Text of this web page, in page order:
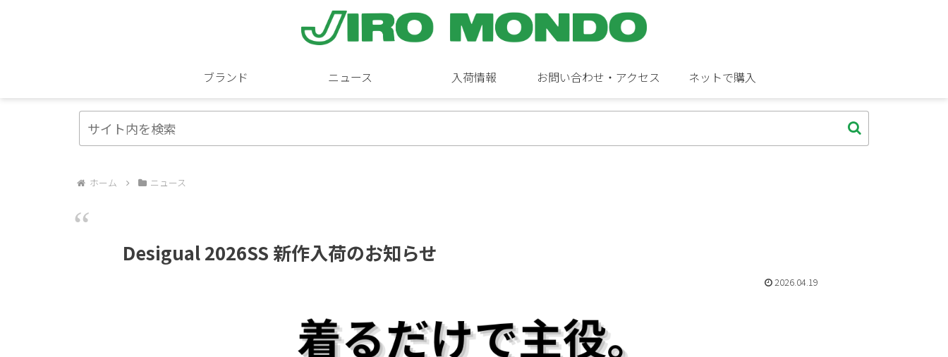
ブランド ニュース 入荷情報 お問い合わせ・アクセス ネットで購入
ホーム ニュース
Desigual 2026SS 新作入荷のお知らせ
2026.04.19